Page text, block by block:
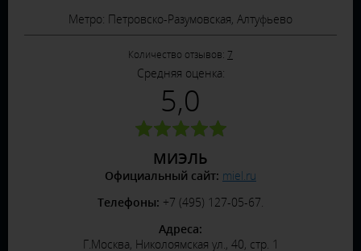
Метро: Петровско-Разумовская, Алтуфьево
Количество отзывов: 7
Средняя оценка:
5,0
МИЭЛЬ
Официальный сайт: miel.ru
Телефоны: +7 (495) 127-05-67.
Адреса:
Г.Москва, Николоямская ул., 40, стр. 1